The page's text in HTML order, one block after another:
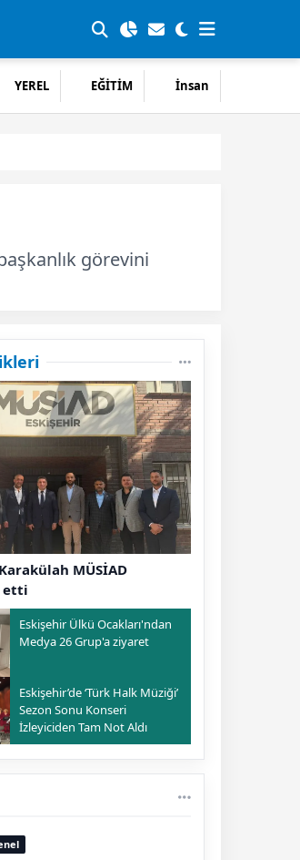
YEREL EĞİTİM İnsan
görevini
MÜSİAD
etti
Eskişehir Ülkü Ocakları'ndan
Medya 26 Grup'a ziyaret
Eskişehir’de ‘Türk Halk Müziği’
Sezon Sonu Konseri
İzleyiciden Tam Not Aldı